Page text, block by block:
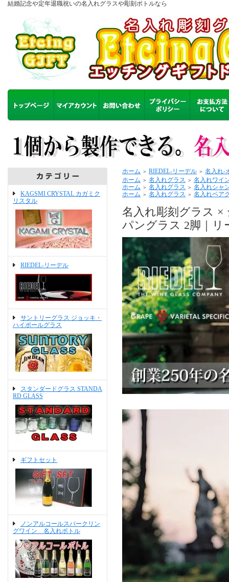
結婚記念や定年退職祝いの名入れグラスや彫刻ボトルなら
KAGSMI CRYSTAL カガミク
リスタル
RIEDEL-リーデル
サントリーグラス ジョッキ・
ハイボールグラス
スタンダードグラス STANDA
RD GLASS
ギフトセット
ノンアルコールスパークリン
グワイン 名入れボトル
ホーム ＞ RIEDEL-リーデル ＞ 名入れ-
ホーム ＞ 名入れグラス ＞ 名入れワイ
ホーム ＞ 名入れグラス ＞ 名入れシャ
ホーム ＞ 名入れグラス ＞ 名入れペア
名入れ彫刻グラス
パングラス 2脚｜リ